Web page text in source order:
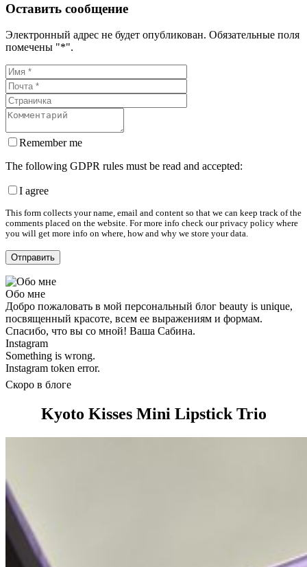
Оставить сообщение
Электронный адрес не будет опубликован. Обязательные поля
помечены "*".
Remember me
The following GDPR rules must be read and accepted:
I agree
This form collects your name, email and content so that we can keep track of the
comments placed on the website. For more info check our privacy policy where
you will get more info on where, how and why we store your data.
Обо мне
Добро пожаловать в мой персональный блог beauty is unique,
посвященный красоте, всем ее выражениям и формам.
Спасибо, что вы со мной! Ваша Сабина.
Instagram
Something is wrong.
Instagram token error.
Скоро в блоге
Kyoto Kisses Mini Lipstick Trio